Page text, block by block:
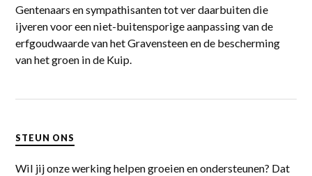
Gentenaars en sympathisanten tot ver daarbuiten die
ijveren voor een niet-buitensporige aanpassing van de
erfgoudwaarde van het Gravensteen en de bescherming
van het groen in de Kuip.
STEUN ONS
Wil jij onze werking helpen groeien en ondersteunen? Dat